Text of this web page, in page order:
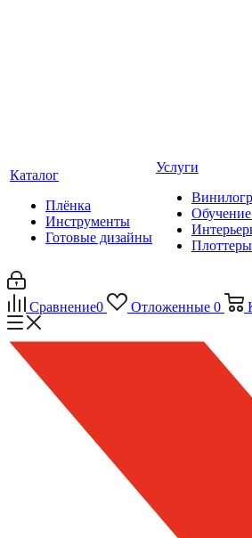
Каталог
Плёнка
Инструменты
Готовые дизайны
Услуги
Плоттеры
Сравнение0 Отложенные 0